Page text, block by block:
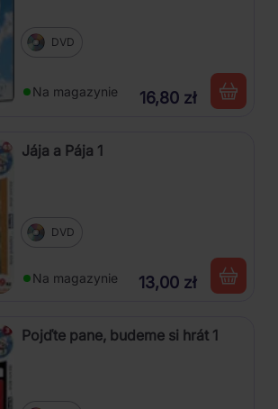
DVD
Na magazynie 16,80 zł
Jája a Pája 1
DVD
Na magazynie 13,00 zł
Pojďte pane, budeme si hrát 1